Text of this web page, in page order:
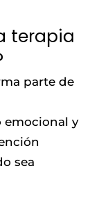
terapia
parte de
emocional y
sea